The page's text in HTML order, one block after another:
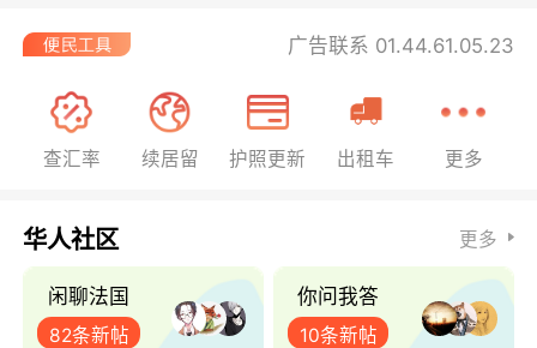
广告联系 01.44.61.05.23
查汇率 续居留 护照更新 出租车 更多
华人社区 更多
闲聊法国
82条新帖
你问我答
10条新帖